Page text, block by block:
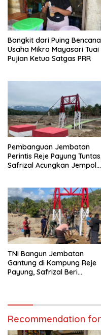
Bangkit dari Puing
Usaha Mikro Mayasari Tuai
Pujian Ketua Satgas PRR
Pembanguan Jembatan
Perintis Reje Payung
Safrizal Acungkan Jempol
TNI Bangun Jembatan
Gantung di Kampung Reje
Payung, Safrizal Beri
Recommendation